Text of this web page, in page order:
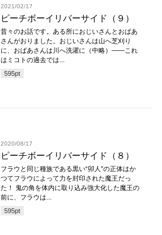
2021/02/17
ピーチボーイリバーサイド（９）
昔々のお話です。ある所におじいさんとおばあ
さんがおりました。おじいさんは山へ芝刈り
に、おばあさんは川へ洗濯に（中略）――これ
はミコトの過去では...
595pt
2020/08/17
ピーチボーイリバーサイド（８）
フラウと同じ種族である黒い“卯人”の正体はか
つてフラウによって力を封印された魔王だっ
た！ 鬼の角を体内に取り込み強大化した魔王の
前に、フラウは...
595pt